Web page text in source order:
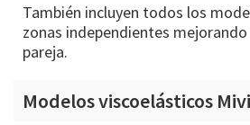
También incluyen todos los
zonas independientes
pareja.
Modelos viscoelásticos